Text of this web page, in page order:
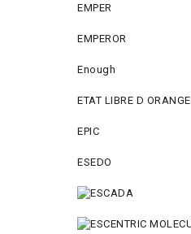
EMPER
EMPEROR
Enough
ETAT LIBRE D ORANGE
EPIC
ESEDO